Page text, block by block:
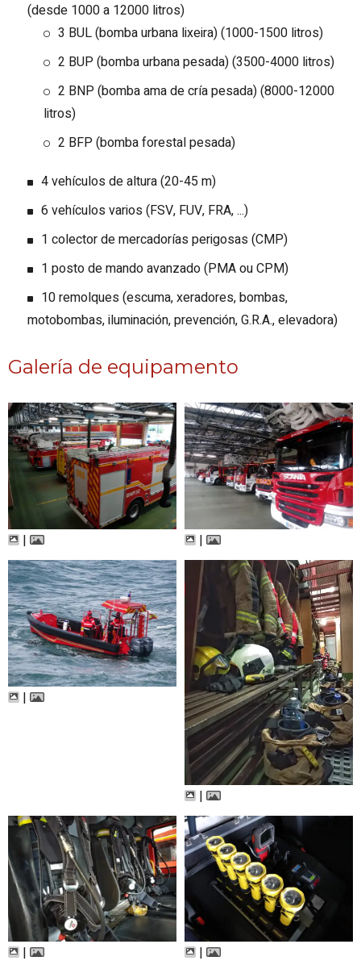
(desde 1000 a 12000 litros)
3 BUL (bomba urbana lixeira) (1000-1500 litros)
2 BUP (bomba urbana pesada) (3500-4000 litros)
2 BNP (bomba ama de cría pesada) (8000-12000
litros)
2 BFP (bomba forestal pesada)
4 vehículos de altura (20-45 m)
6 vehículos varios (FSV, FUV, FRA, ...)
1 colector de mercadorías perigosas (CMP)
1 posto de mando avanzado (PMA ou CPM)
10 remolques (escuma, xeradores, bombas,
motobombas, iluminación, prevención, G.R.A., elevadora)
Galería de equipamento
| |
|
|
| |